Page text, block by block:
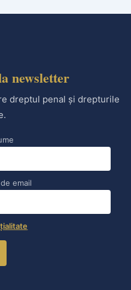
newsletter
dreptul penal și drepturile
email